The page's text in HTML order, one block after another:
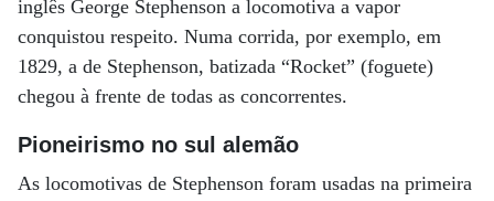
inglês George Stephenson a locomotiva a vapor
conquistou respeito. Numa corrida, por exemplo, em
1829, a de Stephenson, batizada “Rocket” (foguete)
chegou à frente de todas as concorrentes.
Pioneirismo no sul alemão
As locomotivas de Stephenson foram usadas na primeira